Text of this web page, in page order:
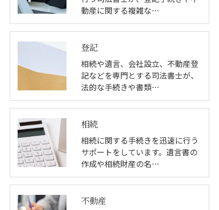
動産に関する複雑な…
登記
相続や遺言、会社設立、不動産登
記などを専門とする司法書士が、
法的な手続きや書類…
相続
相続に関する手続きを迅速に行う
サポートをしています。遺言書の
作成や相続財産の名…
不動産